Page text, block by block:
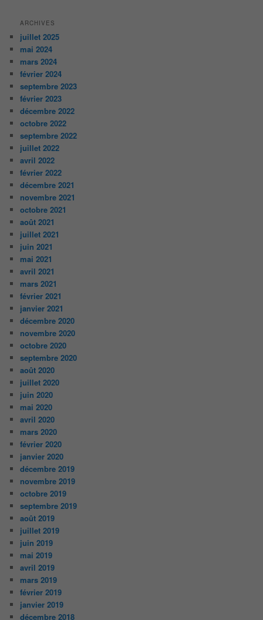
ARCHIVES
juillet 2025
mai 2024
mars 2024
février 2024
septembre 2023
février 2023
décembre 2022
octobre 2022
septembre 2022
juillet 2022
avril 2022
février 2022
décembre 2021
novembre 2021
octobre 2021
août 2021
juillet 2021
juin 2021
mai 2021
avril 2021
mars 2021
février 2021
janvier 2021
décembre 2020
novembre 2020
octobre 2020
septembre 2020
août 2020
juillet 2020
juin 2020
mai 2020
avril 2020
mars 2020
février 2020
janvier 2020
décembre 2019
novembre 2019
octobre 2019
septembre 2019
août 2019
juillet 2019
juin 2019
mai 2019
avril 2019
mars 2019
février 2019
janvier 2019
décembre 2018